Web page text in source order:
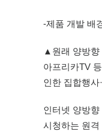
-제품 개발 배
▲원래 양방향
아프리카TV
인한 집합행
인터넷 양방
시청하는 원